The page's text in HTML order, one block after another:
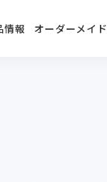
情報 オーダーメイド